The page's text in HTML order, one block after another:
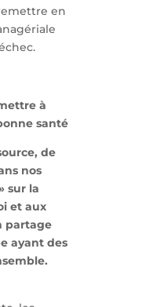
en
à
santé
de
nos
sur la
et aux
partage
ayant des